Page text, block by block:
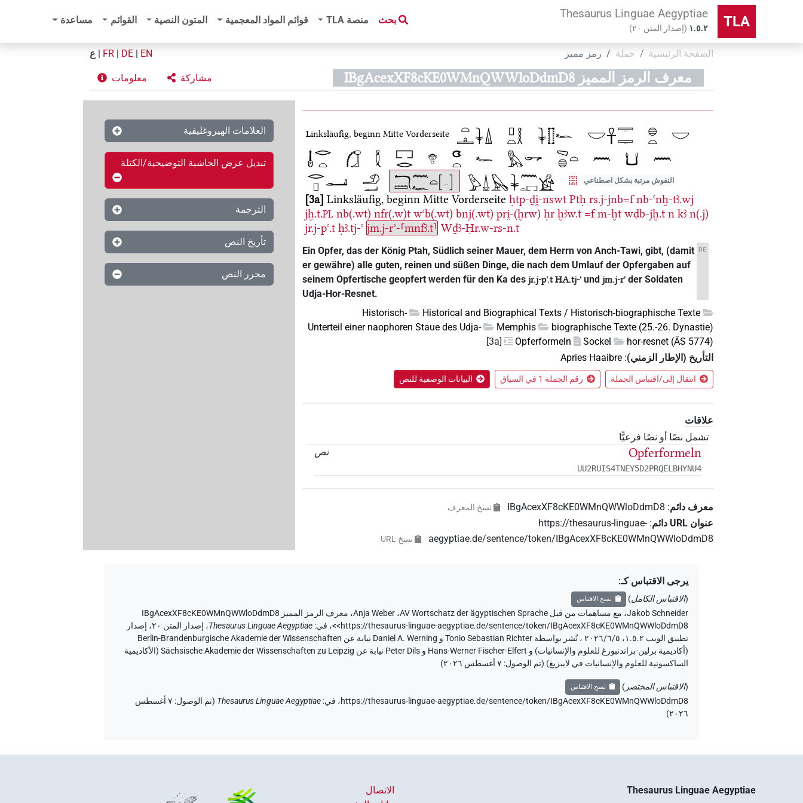
TLA
Thesaurus Linguae Aegyptiae
۱.٥.٢ (إصدار المتن ٢٠)
بحث منصة‏ ‏TLA قوائم المواد المعجمية المتون النصية القوائم مساعدة
الصفحة الرئيسية جملة رمز مميز EN
DE
FR ع
معرف الرمز المميز IBgAcexXF8cKE0WMnQWWloDdmD8 مشاركة معلومات
Linksläufig, beginn Mitte Vorderseite
النقوش مرتبة بشكل اصطناعي
3a Linksläufig, beginn Mitte Vorderseite ḥtp-ḏi̯-nswt Ptḥ rs.j-jnb=f nb-ꜥnḫ-tꜣ.wj
jḫ.t.PL nb(.wt) nfr(.w)t wꜥb(.wt) bnj(.wt) pri̯-(ḫrw) ḥr ḫꜣw.t =f m-ḫt wḏb-jḫ.t n kꜣ n(.j)
jr.j-pꜥ.t ḥꜣ.tj-ꜥ jm.j-rʾ-⸢mnfꜣ.t⸣ Wḏꜣ-Ḥr.w-rs-n.t
DE
Ein Opfer, das der König Ptah, Südlich seiner Mauer, dem Herrn von Anch-Tawi, gibt, (damit
er gewähre) alle guten, reinen und süßen Dinge, die nach dem Umlauf der Opfergaben auf
seinem Opfertische geopfert werden für den Ka desjr.j-p'.t HA.tj-' undjm.j-r' der Soldaten
Udja-Hor-Resnet.
Historical and Biographical Texts / Historisch-biographische Texte
Historisch-
biographische Texte (25.-26. Dynastie)
Memphis
Unterteil einer naophoren Staue des Udja-
hor-resnet (ÄS 5774)
Sockel
Opferformeln
[3a]
التأريخ (الإطار الزمني):
Apries Haaibre
انتقال إلى/اقتباس الجملة رقم الجملة 1 في السياق البيانات الوصفية للنص
علاقات
تشمل نصًا أو نصًا فرعيًّا
نص
Opferformeln
UU2RUIS4TNEY5D2PRQELBHYNU4
معرف دائم:
IBgAcexXF8cKE0WMnQWWloDdmD8 نسخ المعرف
عنوان‏ ‏URL‏ دائم :
https://thesaurus-linguae-
aegyptiae.de/sentence/token/IBgAcexXF8cKE0WMnQWWloDdmD8
نسخ‏ ‏URL
العلامات الهيروغليفية
تبديل عرض الحاشية التوضيحية/الكتلة
الترجمة
تأريخ النص
محرر النص
يرجى الاقتباس كـ:
(الاقتباس الكامل) نسخ الاقتباس
Jakob Schneider، مع مساهمات من قبل AV Wortschatz der ägyptischen Sprache،Anja Weber، معرف الرمز المميز IBgAcexXF8cKE0WMnQWWloDdmD8
<https://thesaurus-linguae-aegyptiae.de/sentence/token/IBgAcexXF8cKE0WMnQWWloDdmD8> ، في:
Thesaurus Linguae Aegyptiae،
إصدار المتن ٢٠، إصدار
تطبيق الويب ۱.٥.٢، ٢٠٢٦/٦/٥ ، نُشر بواسطة Tonio Sebastian Richter و Daniel A. Werning نيابة عن Berlin-Brandenburgische Akademie der Wissenschaften
(أكاديمية برلين-براندنبورغ للعلوم والإنسانيات) و Hans-Werner Fischer-Elfert و Peter Dils نيابة عن Sächsische Akademie der Wissenschaften zu Leipzig (الأكاديمية
الساكسونية للعلوم والإنسانيات في لايبزيغ) (تم الوصول: ٧ أغسطس ٢٠٢٦ )
(الاقتباس المختصر) نسخ الاقتباس
https://thesaurus-linguae-aegyptiae.de/sentence/token/IBgAcexXF8cKE0WMnQWWloDdmD8، في:
Thesaurus Linguae Aegyptiae
(تم الوصول:
٧ أغسطس
٢٠٢٦)
Thesaurus Linguae Aegyptiae
الاتصال